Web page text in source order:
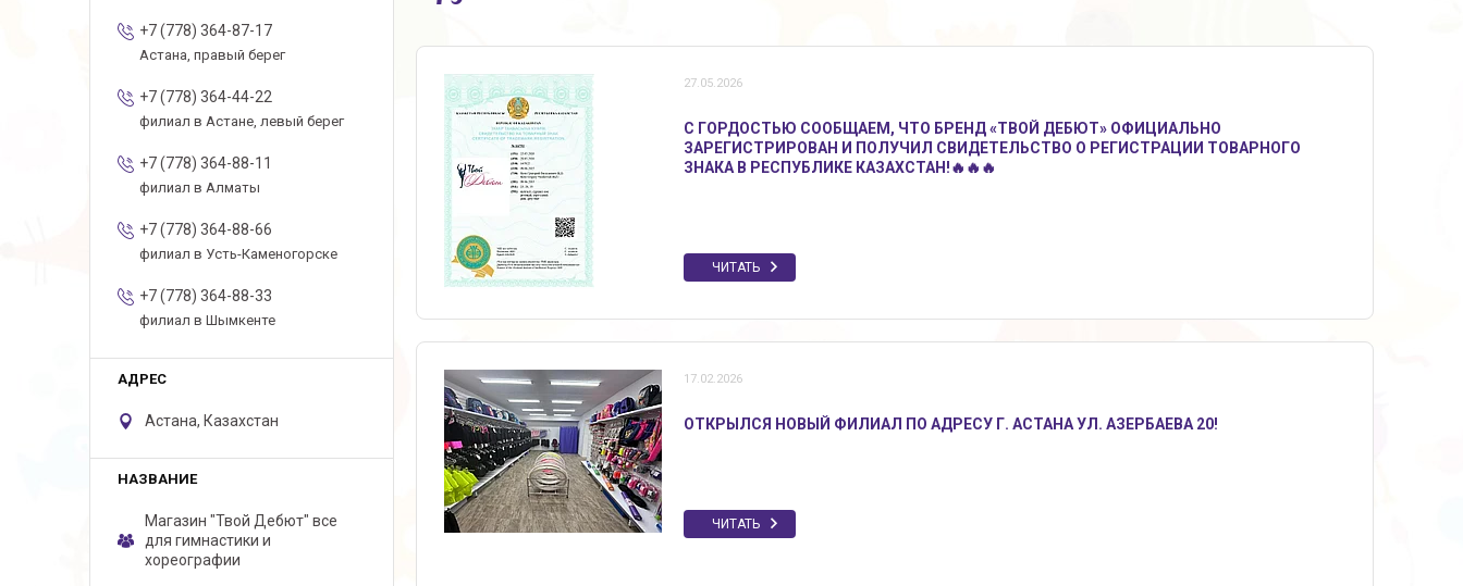
27.05.2026
С ГОРДОСТЬЮ СООБЩАЕМ, ЧТО БРЕНД «ТВОЙ ДЕБЮТ» ОФИЦИАЛЬНО
ЗАРЕГИСТРИРОВАН И ПОЛУЧИЛ СВИДЕТЕЛЬСТВО О РЕГИСТРАЦИИ ТОВАРНОГО
ЗНАКА В РЕСПУБЛИКЕ КАЗАХСТАН!🔥🔥🔥
ЧИТАТЬ
17.02.2026
ОТКРЫЛСЯ НОВЫЙ ФИЛИАЛ ПО АДРЕСУ Г. АСТАНА УЛ. АЗЕРБАЕВА 20!
ЧИТАТЬ
+7 (778) 364-87-17
Астана, правый берег
+7 (778) 364-44-22
филиал в Астане, левый берег
+7 (778) 364-88-11
филиал в Алматы
+7 (778) 364-88-66
филиал в Усть-Каменогорске
+7 (778) 364-88-33
филиал в Шымкенте
Астана, Казахстан
Магазин "Твой Дебют" все
для гимнастики и
хореографии